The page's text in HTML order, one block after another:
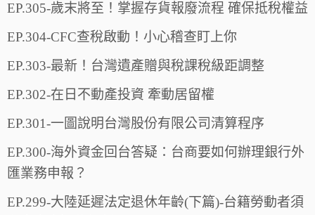
EP.305-歲末將至！掌握存貨報廢流程 確保抵稅權益
EP.304-CFC查稅啟動！小心稽查盯上你
EP.303-最新！台灣遺產贈與稅課稅級距調整
EP.302-在日不動產投資 牽動居留權
EP.301-一圖說明台灣股份有限公司清算程序
EP.300-海外資金回台答疑：台商要如何辦理銀行外
匯業務申報？
EP.299-大陸延遲法定退休年齡(下篇)-台籍勞動者須